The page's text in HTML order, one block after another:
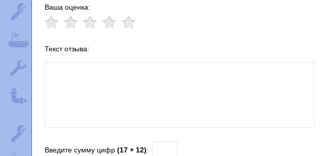
Ваша оценка:
Текст отзыва:
Введите сумму цифр (17 + 12):